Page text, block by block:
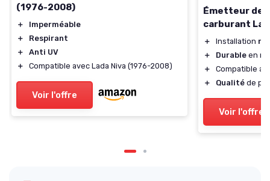
(1976-2008)
＋
Imperméable
＋
Respirant
＋
Anti UV
＋
Compatible avec Lada Niva (1976-2008)
Voir l'offre
Émetteur de
carburant
＋ Installation
＋
Durable en
＋
Compatible
＋
Qualité de
Voir l'offre